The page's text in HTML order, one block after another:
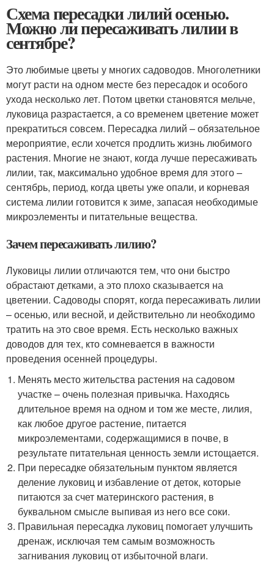
Схема пересадки лилий осенью.
Можно ли пересаживать лилии в
сентябре?
Это любимые цветы у многих садоводов. Многолетники
могут расти на одном месте без пересадок и особого
ухода несколько лет. Потом цветки становятся мельче,
луковица разрастается, а со временем цветение может
прекратиться совсем. Пересадка лилий – обязательное
мероприятие, если хочется продлить жизнь любимого
растения. Многие не знают, когда лучше пересаживать
лилии, так, максимально удобное время для этого –
сентябрь, период, когда цветы уже опали, и корневая
система лилии готовится к зиме, запасая необходимые
микроэлементы и питательные вещества.
Зачем пересаживать лилию?
Луковицы лилии отличаются тем, что они быстро
обрастают детками, а это плохо сказывается на
цветении. Садоводы спорят, когда пересаживать лилии
– осенью, или весной, и действительно ли необходимо
тратить на это свое время. Есть несколько важных
доводов для тех, кто сомневается в важности
проведения осенней процедуры.
Менять место жительства растения на садовом
участке – очень полезная привычка. Находясь
длительное время на одном и том же месте, лилия,
как любое другое растение, питается
микроэлементами, содержащимися в почве, в
результате питательная ценность земли истощается.
При пересадке обязательным пунктом является
деление луковиц и избавление от деток, которые
питаются за счет материнского растения, в
буквальном смысле выпивая из него все соки.
Правильная пересадка луковиц помогает улучшить
дренаж, исключая тем самым возможность
загнивания луковиц от избыточной влаги.